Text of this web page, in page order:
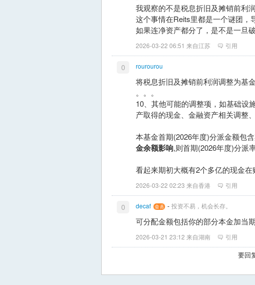
我观察的不是税息折旧及摊销前利
这个事情在Reits里都是一个谜团，
如果连净资产都分了，是不是一旦
2026-03-22 06:51 来自江苏 引用
0 rourourou
将税息折旧及摊销前利润调整为基
。。。
10、其他可能的调整项，如基础设
产取得的现金、金融资产相关调整、
本基金首期(2026年度)分派金额包
金余额影响,则首期(2026年度)分派
看起来期初大概有2个多亿的现金在
2026-03-22 02:23 来自香港 引用
0 decaf - 投资不易，机会长存。
可分配金额包括你的部分本金加当
2026-03-21 23:12 来自湖南 引用
要回